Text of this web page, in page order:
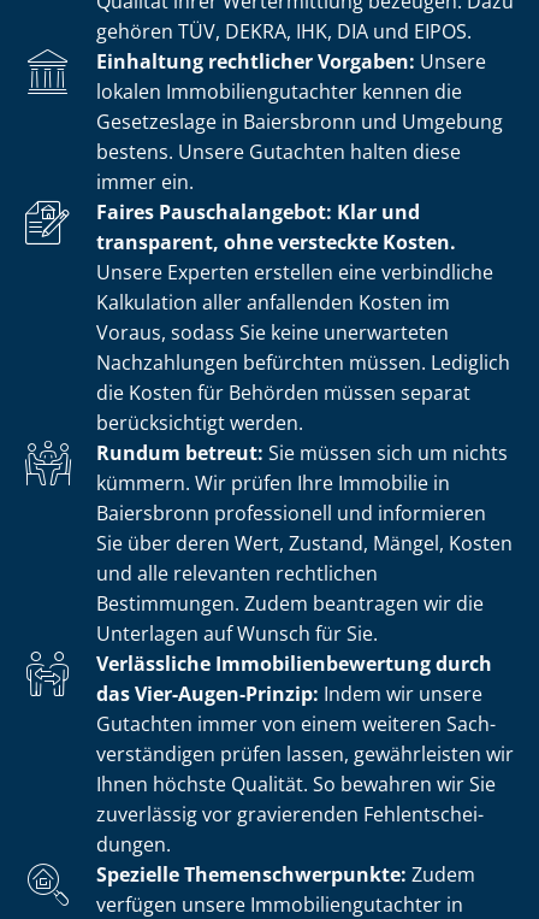
gehören TÜV, DEKRA, IHK, DIA und EIPOS.
Einhaltung rechtlicher Vorgaben: Unsere
lokalen Im­mo­bi­li­en­gut­ach­ter kennen die
Gesetzeslage in Baiersbronn und Umgebung
bestens. Unsere Gutachten halten diese
immer ein.
Faires Pauschalangebot: Klar und
transparent, ohne versteckte Kosten.
Unsere Experten erstellen eine verbindliche
Kalkulation aller anfallenden Kosten im
Voraus, sodass Sie keine unerwarteten
Nachzahlungen befürchten müssen. Lediglich
die Kosten für Behörden müssen separat
berücksichtigt werden.
Rundum betreut: Sie müssen sich um nichts
kümmern. Wir prüfen Ihre Immobilie in
Baiersbronn professionell und informieren
Sie über deren Wert, Zustand, Mängel, Kosten
und alle relevanten rechtlichen
Bestimmungen. Zudem beantragen wir die
Unterlagen auf Wunsch für Sie.
Verlässliche Im­mo­bi­li­en­be­wer­tung durch
das Vier-Augen-Prinzip: Indem wir unsere
Gutachten immer von einem weiteren Sach­
ver­stän­di­gen prüfen lassen, gewährleisten wir
Ihnen höchste Qualität. So bewahren wir Sie
zuverlässig vor gravierenden Fehl­ent­schei­
dun­gen.
Spezielle The­men­schwer­punk­te: Zudem
verfügen unsere Im­mo­bi­li­en­gut­ach­ter in